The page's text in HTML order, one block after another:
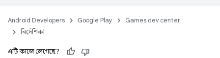
Android Developers Google Play
Games dev center
নির্দেশিকা
এটি কাজে লেগেছে?